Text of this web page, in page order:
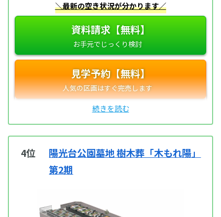
＼最新の空き状況が分かります／
資料請求【無料】
見学予約【無料】
4位
陽光台公園墓地 樹木葬「木もれ陽」
第2期